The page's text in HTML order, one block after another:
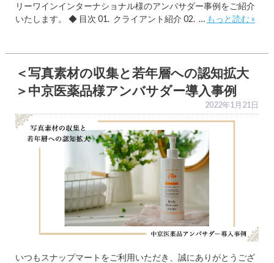
リーワインインターナショナル様のアンバサダー事例をご紹介
いたします。 ◆ 目次 01. クライアント紹介 02. … もっと読む »
＜写真素材の収集と若年層への認知拡大
＞中京医薬品様アンバサダー導入事例
2022年1月21日
いつもスナップマートをご利用いただき、誠にありがとうござ